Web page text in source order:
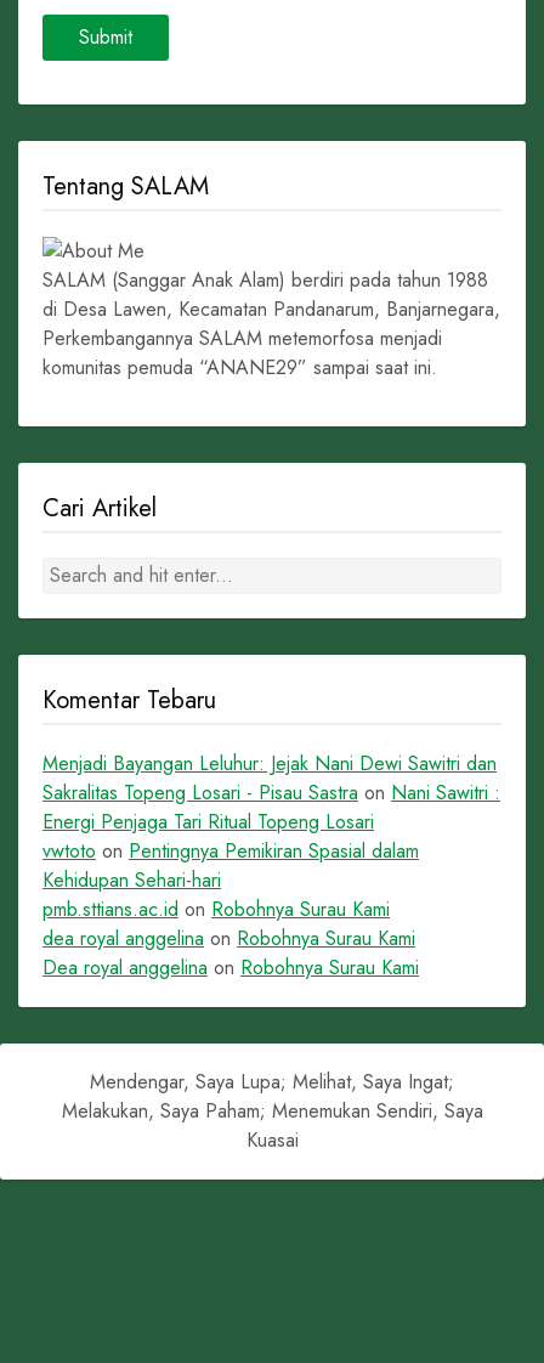
Tentang SALAM
SALAM (Sanggar Anak Alam) berdiri pada tahun 1988
di Desa Lawen, Kecamatan Pandanarum, Banjarnegara,
Perkembangannya SALAM metemorfosa menjadi
komunitas pemuda “ANANE29” sampai saat ini.
Cari Artikel
Komentar Tebaru
Menjadi Bayangan Leluhur: Jejak Nani Dewi Sawitri dan
Sakralitas Topeng Losari - Pisau Sastra on Nani Sawitri :
Energi Penjaga Tari Ritual Topeng Losari
vwtoto on Pentingnya Pemikiran Spasial dalam
Kehidupan Sehari-hari
pmb.sttians.ac.id on Robohnya Surau Kami
dea royal anggelina on Robohnya Surau Kami
Dea royal anggelina on Robohnya Surau Kami
Mendengar, Saya Lupa; Melihat, Saya Ingat;
Melakukan, Saya Paham; Menemukan Sendiri, Saya
Kuasai